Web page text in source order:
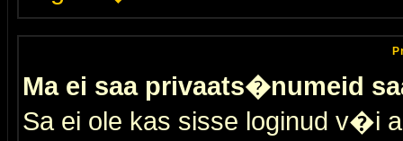
Ma ei saa privaats�numeid
Sa ei ole kas sisse loginud v�i